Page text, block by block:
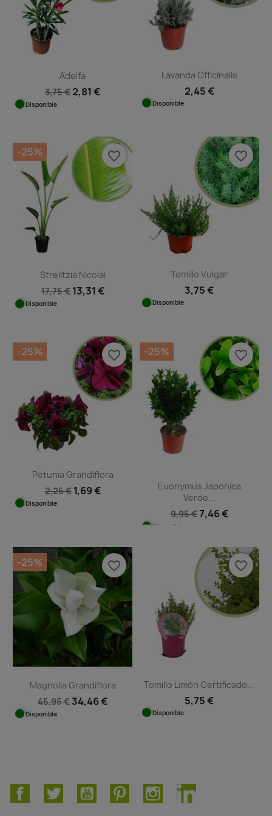
Adelfa
3,75 € 2,81 €
Disponible
Lavanda Officinalis
2,45 €
Disponible
Strelitzia Nicolai
17,75 € 13,31 €
Disponible
-25% favorite_border
Tomillo Vulgar
3,75 €
Disponible
favorite_border
Petunia Grandiflora
2,25 € 1,69 €
Disponible
-25% favorite_border
Euonymus Japonica
Verde...
9,95 €7,46 €
Disponible
-25% favorite_border
Magnolia Grandiflora
45,95 € 34,46 €
Disponible
-25% favorite_border
Tomillo Limón Certificado...
5,75 €
Disponible
favorite_border
FacebookTwitter YouTube PinterestInstagramLinkedIn